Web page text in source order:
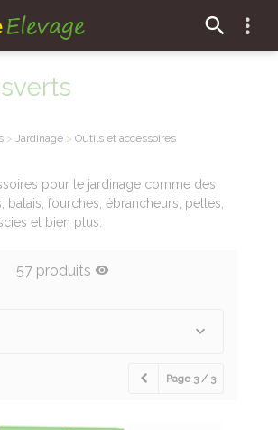
Elevage
> Jardinage > Outils et accessoires
pour le jardinage comme des
balais, fourches, ébrancheurs, pelles,
et bien plus.
57 produits
Page 3 / 3